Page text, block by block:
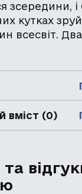
зсередини, і
кутках
всесвіт. Два
вміст (0)